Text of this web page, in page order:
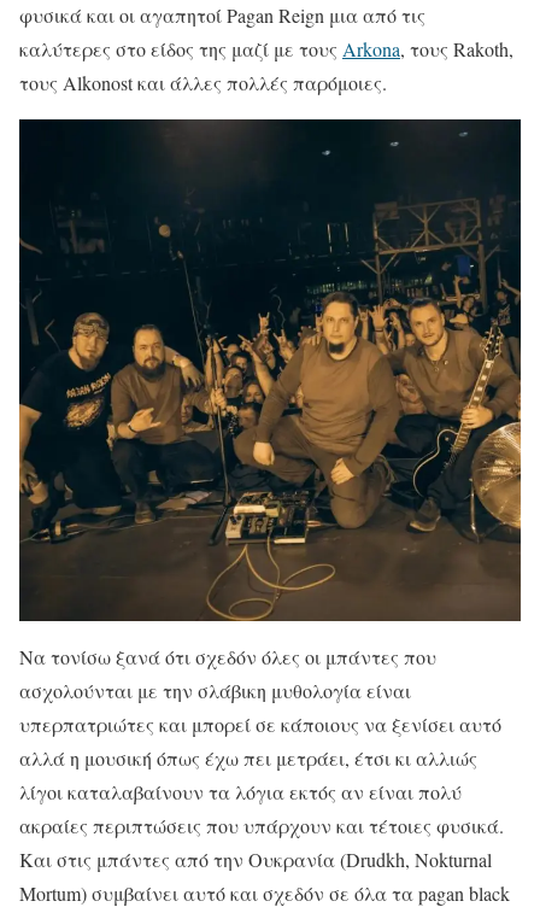
φυσικά και οι αγαπητοί Pagan Reign μια από τις
καλύτερες στο είδος της μαζί με τους Arkona, τους Rakoth,
τους Alkonost και άλλες πολλές παρόμοιες.
Να τονίσω ξανά ότι σχεδόν όλες οι μπάντες που
ασχολούνται με την σλάβικη μυθολογία είναι
υπερπατριώτες και μπορεί σε κάποιους να ξενίσει αυτό
αλλά η μουσική όπως έχω πει μετράει, έτσι κι αλλιώς
λίγοι καταλαβαίνουν τα λόγια εκτός αν είναι πολύ
ακραίες περιπτώσεις που υπάρχουν και τέτοιες φυσικά.
Και στις μπάντες από την Ουκρανία (Drudkh, Nokturnal
Mortum) συμβαίνει αυτό και σχεδόν σε όλα τα pagan black